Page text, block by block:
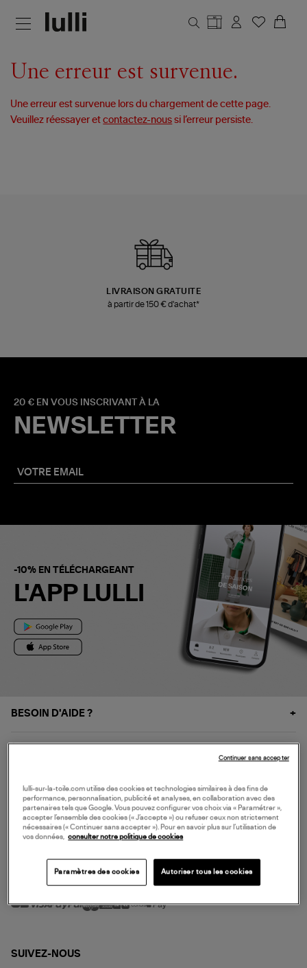
Une erreur est survenue.
Une erreur est survenue lors du chargement de cette page.
Veuillez réessayer etcontactez-nous si l’erreur persiste.
LIVRAISON GRATUITE
à partir de 150 € d'achat*
20 € EN VOUS INSCRIVANT À LA
NEWSLETTER
-10% EN TÉLÉCHARGEANT
L'APP LULLI
BESOIN D'AIDE ?
NOS SERVICES
SERVICE CLIENT
MODE DE PAIEMENT
SUIVEZ-NOUS
lulli-sur-la-toile.com utilise des cookies et technologies similaires à des fins de
performance, personnalisation, publicité et analyses, en collaboration avec des
partenaires tels que Google. Vous pouvez configurer vos choix via « Paramétrer »,
accepter l’ensemble des cookies (« J’accepte ») ou refuser ceux non strictement
nécessaires (« Continuer sans accepter »). Pour en savoir plus sur l’utilisation de
vos données,
consulter notre politique de cookies
Paramètres des cookies Autoriser tous les cookies
Continuer sans accepter